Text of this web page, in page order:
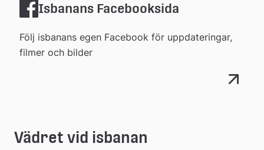
Isbanans Facebooksida
Följ isbanans egen Facebook för uppdateringar,
filmer och bilder
Vädret vid isbanan